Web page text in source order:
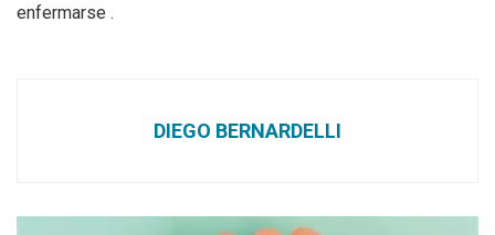
enfermarse .
DIEGO BERNARDELLI